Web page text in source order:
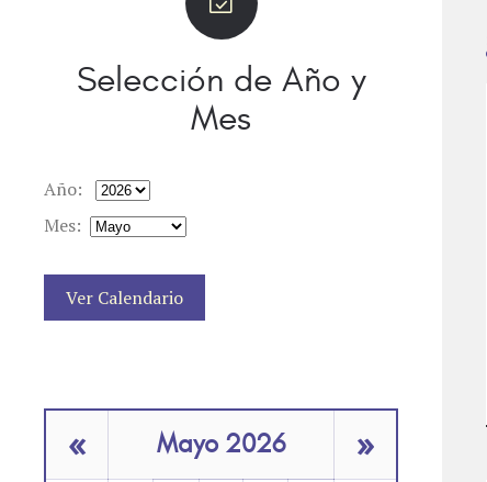
Selección de Año y
Mes
Año:
Mes:
Ver Calendario
« Mayo 2026 »